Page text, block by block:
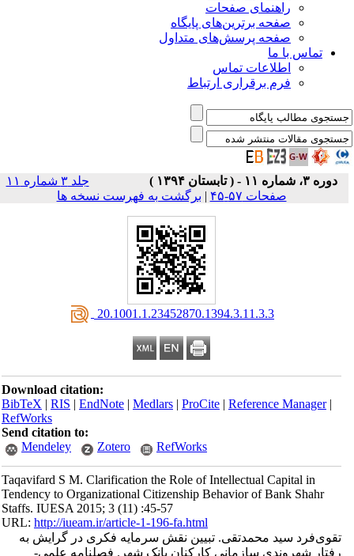
راهنمای صفحات
صفحه برترین‌های پایگاه
صفحه پرسش‌های متداول
تماس با ما
اطلاعات تماس
فرم برقراری ارتباط
دوره ۳، شماره ۱۱ - ( تابستان ۱۳۹۴ )
جلد ۳ شماره ۱۱
صفحات ۵۷-۴۵
|برگشت به فهرست نسخه ها
‎ 20.1001.1.23452870.1394.3.11.3.3
Download citation:
BibTeX|RIS|EndNote|Medlars|ProCite|Reference Manager
RefWorks
Send citation to:
Mendeley
Zotero RefWorks
Taqavifard S M. Clarification the Role of Intellectual Capital in
Tendency to Organizational Citizenship Behavior of Bank Shahr
Staffs. IUESA 2015; 3 (11) :45-57
URL:http://iueam.ir/article-1-196-fa.html
تقوی‌فرد سید محمدتقی. تبیین نقش سرمایه فکری در گرایش به
رفتار شهروندی سازمانی کارکنان بانک شهر. فصلنامه علمی-